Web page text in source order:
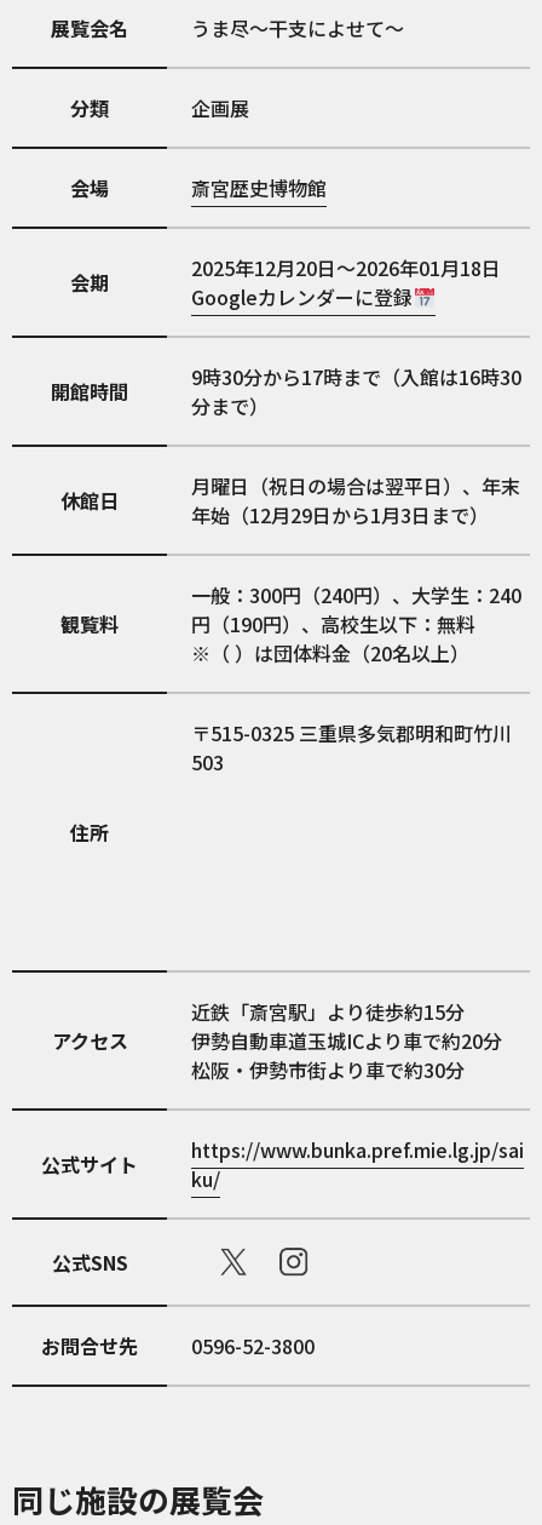
展覧会名 うま尽～干支によせて～
分類 企画展
会場 斎宮歴史博物館
会期
2025年12月20日～2026年01月18日
Googleカレンダーに登録
開館時間
9時30分から17時まで（入館は16時30
分まで）
休館日
月曜日（祝日の場合は翌平日）、年末
年始（12月29日から1月3日まで）
観覧料
一般：300円（240円）、大学生：240
円（190円）、高校生以下：無料
※（ ）は団体料金（20名以上）
住所
515-0325 三重県多気郡明和町竹川
503
アクセス
近鉄「斎宮駅」より徒歩約15分
伊勢自動車道玉城ICより車で約20分
松阪・伊勢市街より車で約30分
公式サイト
https://www.bunka.pref.mie.lg.jp/sai
ku/
公式SNS
お問合せ先 0596-52-3800
同じ施設の展覧会